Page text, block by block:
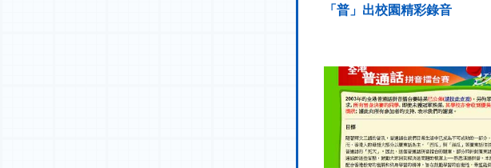
「普」出校園精彩錄音